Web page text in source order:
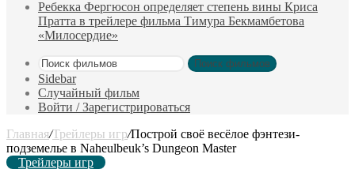
Ребекка Фергюсон определяет степень вины Криса
Пратта в трейлере фильма Тимура Бекмамбетова
«Милосердие»
Поиск фильмов
Sidebar
Случайный фильм
Войти / Зарегистрироваться
Главная/Трейлеры игр/Построй своё весёлое фэнтези-
подземелье в Naheulbeuk’s Dungeon Master
Трейлеры игр